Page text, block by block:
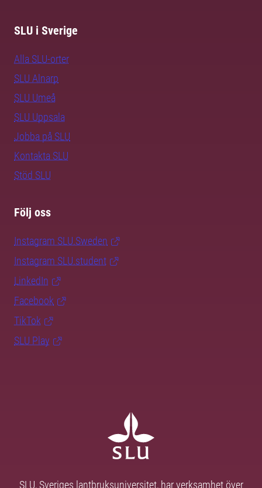
SLU i Sverige
Alla SLU-orter
SLU Alnarp
SLU Umeå
SLU Uppsala
Jobba på SLU
Kontakta SLU
Stöd SLU
Följ oss
Instagram SLU.Sweden
Instagram SLU.student
LinkedIn
Facebook
TikTok
SLU Play
SLU, Sveriges lantbruksuniversitet, har verksamhet över